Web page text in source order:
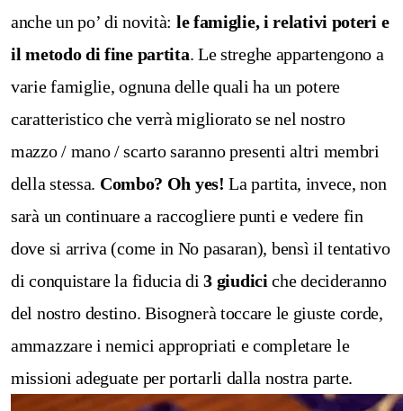
anche un po’ di novità: le famiglie, i relativi poteri e
il metodo di fine partita. Le streghe appartengono a
varie famiglie, ognuna delle quali ha un potere
caratteristico che verrà migliorato se nel nostro
mazzo / mano / scarto saranno presenti altri membri
della stessa. Combo? Oh yes! La partita, invece, non
sarà un continuare a raccogliere punti e vedere fin
dove si arriva (come in No pasaran), bensì il tentativo
di conquistare la fiducia di3 giudici che decideranno
del nostro destino. Bisognerà toccare le giuste corde,
ammazzare i nemici appropriati e completare le
missioni adeguate per portarli dalla nostra parte.